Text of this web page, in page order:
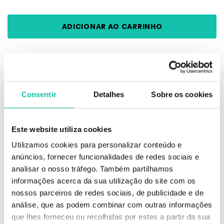
Consentir Detalhes Sobre os cookies
Este website utiliza cookies
Utilizamos cookies para personalizar conteúdo e
anúncios, fornecer funcionalidades de redes sociais e
analisar o nosso tráfego. Também partilhamos
informações acerca da sua utilização do site com os
nossos parceiros de redes sociais, de publicidade e de
análise, que as podem combinar com outras informações
que lhes forneceu ou recolhidas por estes a partir da sua
DESCRIÇÃO
Espátulas de médico
Ideal para todas as zonas de depilação de média precisão.
Comprar Espátulas Acessórios LOOKIMPORT MELHOR PREÇO |
Comprar LOOKIMPORT Espátulas Acessórios MELHOR PREÇO |
Espátulas LOOKIMPORT Acessórios MELHOR PREÇO